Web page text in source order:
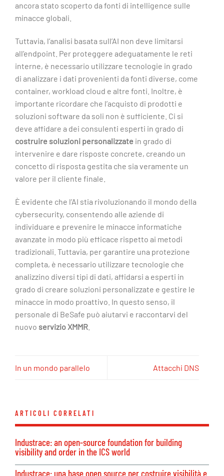
ancora stato scoperto da fonti di intelligence sulle
minacce globali.
Tuttavia, l’analisi basata sull’AI non deve limitarsi
all’endpoint. Per proteggere adeguatamente le reti
interne, è necessario utilizzare tecnologie in grado
di analizzare i dati provenienti da fonti diverse, come
container, workload cloud e altre fonti. Inoltre, è
importante ricordare che l’acquisto di prodotti e
soluzioni software da soli non è sufficiente. Ci si
deve affidare a dei consulenti esperti in grado di
costruire soluzioni personalizzate in grado di
intervenire e dare risposte concrete, creando un
concetto di risposta gestita che sia veramente un
valore per il cliente finale.
È evidente che l’AI stia rivoluzionando il mondo della
cybersecurity, consentendo alle aziende di
individuare e prevenire le minacce informatiche
avanzate in modo più efficace rispetto ai metodi
tradizionali. Tuttavia, per garantire una protezione
completa, è necessario utilizzare tecnologie che
analizzino diversi tipi di dati, affidarsi a esperti in
grado di creare soluzioni personalizzate e gestire le
minacce in modo proattivo. In questo senso, il
personale di BeSafe può aiutarvi e raccontarvi del
nuovo servizio XMMR
In un mondo parallelo Attacchi DNS
ARTICOLI CORRELATI
Industrace: an open-source foundation for building
visibility and order in the ICS world
Industrace: una base open source per costruire visibilità e